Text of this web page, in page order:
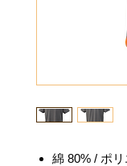
綿 80% / ポ